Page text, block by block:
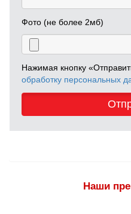
Фото (не более 2мб)
Нажимая кнопку
обработку персональных
Наши